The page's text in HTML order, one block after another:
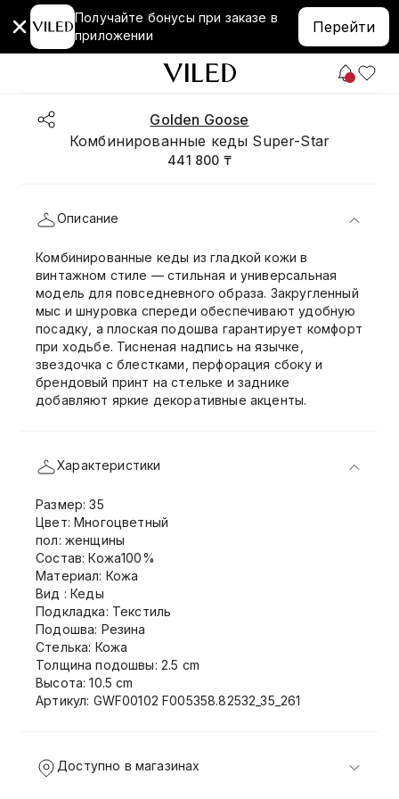
Получайте бонусы при заказе в
приложении
Перейти
Golden Goose
Комбинированные кеды Super-Star
441 800 ₸
Описание
Комбинированные кеды из гладкой кожи в
винтажном стиле — стильная и универсальная
модель для повседневного образа. Закругленный
мыс и шнуровка спереди обеспечивают удобную
посадку, а плоская подошва гарантирует комфорт
при ходьбе. Тисненая надпись на язычке,
звездочка с блестками, перфорация сбоку и
брендовый принт на стельке и заднике
добавляют яркие декоративные акценты.
Характеристики
Размер: 35
Цвет: Многоцветный
пол: женщины
Состав: Кожа100%
Материал: Кожа
Вид : Кеды
Подкладка: Текстиль
Подошва: Резина
Стелька: Кожа
Толщина подошвы: 2.5 cm
Высота: 10.5 cm
Артикул: GWF00102 F005358.82532_35_261
Доступно в магазинах